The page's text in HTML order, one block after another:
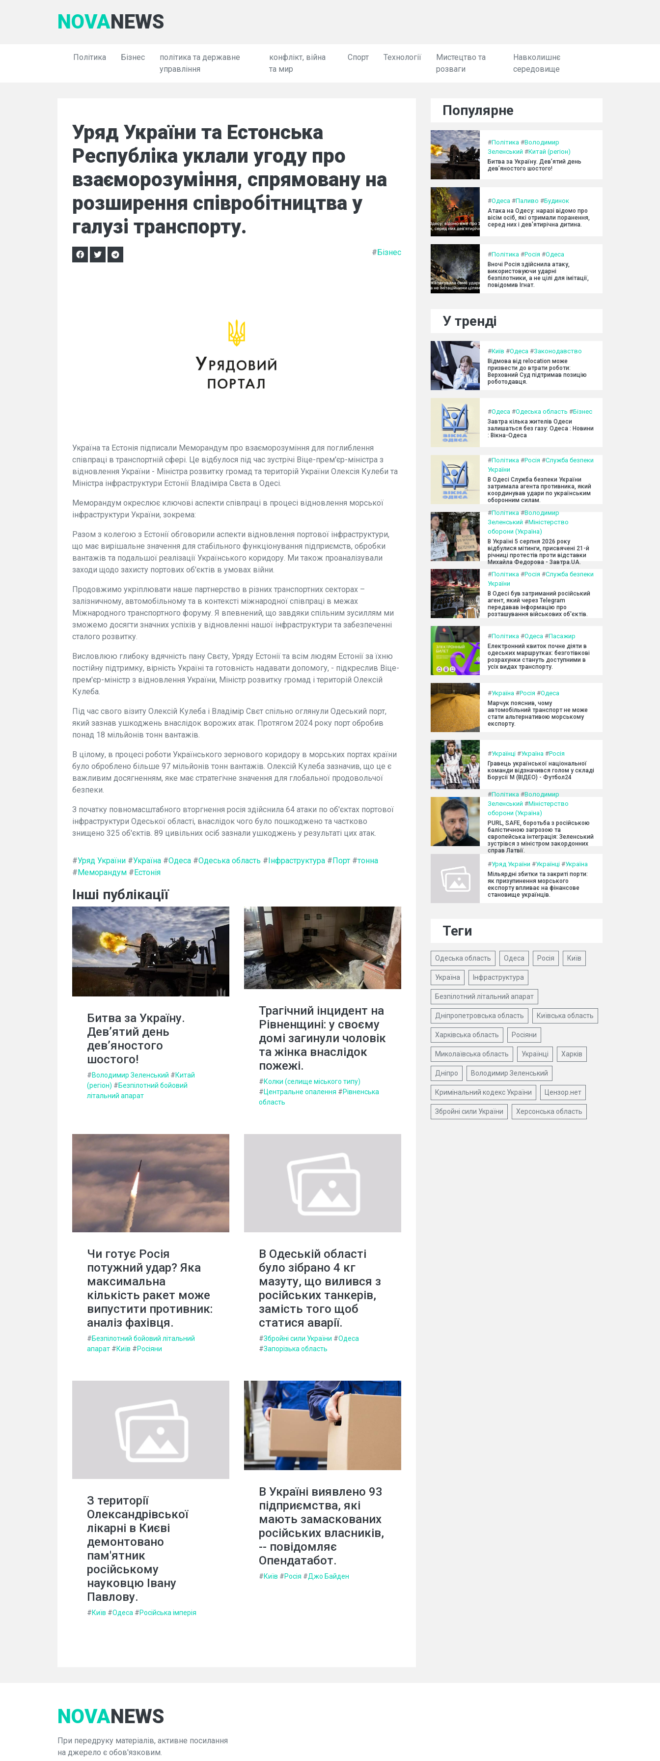
NOVANEWS
Політика Бізнес
політика та державне
управління
конфлікт, війна
та мир
Спорт Технології
Мистецтво та
розваги
Навколишнє
середовище
Уряд України та Естонська
Республіка уклали угоду про
взаєморозуміння, спрямовану на
розширення співробітництва у
галузі транспорту.
#Бізнес
Україна та Естонія підписали Меморандум про взаєморозуміння для поглиблення
співпраці в транспортній сфері. Це відбулося під час зустрічі Віце-прем'єр-міністра з
відновлення України - Міністра розвитку громад та територій України Олексія Кулеби та
Міністра інфраструктури Естонії Владіміра Свєта в Одесі.
Меморандум окреслює ключові аспекти співпраці в процесі відновлення морської
інфраструктури України, зокрема:
Разом з колегою з Естонії обговорили аспекти відновлення портової інфраструктури,
що має вирішальне значення для стабільного функціонування підприємств, обробки
вантажів та подальшої реалізації Українського коридору. Ми також проаналізували
заходи щодо захисту портових об'єктів в умовах війни.
Продовжимо укріплювати наше партнерство в різних транспортних секторах –
залізничному, автомобільному та в контексті міжнародної співпраці в межах
Міжнародного транспортного форуму. Я впевнений, що завдяки спільним зусиллям ми
зможемо досягти значних успіхів у відновленні нашої інфраструктури та забезпеченні
сталого розвитку.
Висловлюю глибоку вдячність пану Свєту, Уряду Естонії та всім людям Естонії за їхню
постійну підтримку, вірність Україні та готовність надавати допомогу, - підкреслив Віце-
прем'єр-міністр з відновлення України, Міністр розвитку громад і територій Олексій
Кулеба.
Під час свого візиту Олексій Кулеба і Владімір Свєт спільно оглянули Одеський порт,
який зазнав ушкоджень внаслідок ворожих атак. Протягом 2024 року порт обробив
понад 18 мільйонів тонн вантажів.
В цілому, в процесі роботи Українського зернового коридору в морських портах країни
було оброблено більше 97 мільйонів тонн вантажів. Олексій Кулеба зазначив, що це є
важливим досягненням, яке має стратегічне значення для глобальної продовольчої
безпеки.
З початку повномасштабного вторгнення росія здійснила 64 атаки по об'єктах портової
інфраструктури Одеської області, внаслідок чого було пошкоджено та частково
знищено 325 об'єктів. 89 цивільних осіб зазнали ушкоджень у результаті цих атак.
#Уряд України #Україна #Одеса #Одеська область #Інфраструктура #Порт #тонна
#Меморандум #Естонія
Інші публікації
Битва за Україну.
Дев’ятий день
дев’яностого
шостого!
#Володимир Зеленський #Китай
(регіон) #Безпілотний бойовий
літальний апарат
Трагічний інцидент на
Рівненщині: у своєму
домі загинули чоловік
та жінка внаслідок
пожежі.
#Колки (селище міського типу)
#Центральне опалення #Рівненська
область
Чи готує Росія
потужний удар? Яка
максимальна
кількість ракет може
випустити противник:
аналіз фахівця.
#Безпілотний бойовий літальний
апарат #Київ #Росіяни
В Одеській області
було зібрано 4 кг
мазуту, що вилився з
російських танкерів,
замість того щоб
статися аварії.
#Збройні сили України #Одеса
#Запорізька область
З території
Олександрівської
лікарні в Києві
демонтовано
пам'ятник
російському
науковцю Івану
Павлову.
#Київ #Одеса #Російська імперія
В Україні виявлено 93
підприємства, які
мають замаскованих
російських власників,
-- повідомляє
Опендатабот.
#Київ #Росія #Джо Байден
Популярне
#Політика #Володимир
Зеленський #Китай (регіон)
Битва за Україну. Дев’ятий день
дев’яностого шостого!
#Одеса #Паливо #Будинок
Атака на Одесу: наразі відомо про
вісім осіб, які отримали поранення,
серед них і дев'ятирічна дитина.
#Політика #Росія #Одеса
Вночі Росія здійснила атаку,
використовуючи ударні
безпілотники, а не цілі для імітації,
повідомив Ігнат.
У тренді
#Київ #Одеса #Законодавство
Відмова від relocation може
призвести до втрати роботи:
Верховний Суд підтримав позицію
роботодавця.
#Одеса #Одеська область #Бізнес
Завтра кілька жителів Одеси
залишаться без газу: Одеса : Новини
: Вікна-Одеса
#Політика #Росія #Служба безпеки
України
В Одесі Служба безпеки України
затримала агента противника, який
координував удари по українським
оборонним силам.
#Політика #Володимир
Зеленський #Міністерство
оборони (Україна)
В Україні 5 серпня 2026 року
відбулися мітинги, присвячені 21-й
річниці протестів проти відставки
Михайла Федорова - Завтра.UA.
#Політика #Росія #Служба безпеки
України
В Одесі був затриманий російський
агент, який через Telegram
передавав інформацію про
розташування військових об'єктів.
#Політика #Одеса #Пасажир
Електронний квиток почне діяти в
одеських маршрутках: безготівкові
розрахунки стануть доступними в
усіх видах транспорту.
#Україна #Росія #Одеса
Марчук пояснив, чому
автомобільний транспорт не може
стати альтернативою морському
експорту.
#Українці #Україна #Росія
Гравець української національної
команди відзначився голом у складі
Борусії М (ВІДЕО) - Футбол24
#Політика #Володимир
Зеленський #Міністерство
оборони (Україна)
PURL, SAFE, боротьба з російською
балістичною загрозою та
європейська інтеграція: Зеленський
зустрівся з міністром закордонних
справ Латвії.
#Уряд України #Українці #Україна
Мільярдні збитки та закриті порти:
як призупинення морського
експорту впливає на фінансове
становище українців.
Теги
Одеська область Одеса Росія Київ
Україна Інфраструктура
Безпілотний літальний апарат
Дніпропетровська область Київська область
Харківська область Росіяни
Миколаївська область Українці Харків
Дніпро Володимир Зеленський
Кримінальний кодекс України Цензор.нет
Збройні сили України Херсонська область
NOVANEWS
При передруку матеріалів, активне посилання
на джерело є обов'язковим.